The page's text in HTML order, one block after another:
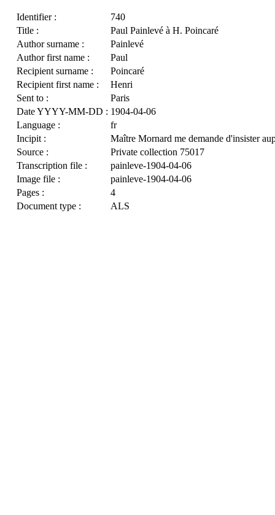
Identifier :
740
Title :
Paul Painlevé à H. Poincaré
Author surname :
Painlevé
Author first name :
Paul
Recipient surname :
Poincaré
Recipient first name :
Henri
Sent to :
Paris
Date YYYY-MM-DD : 1904-04-06
Language :
fr
Incipit :
Maître Mornard me demande d'insister
Source :
Private collection 75017
Transcription file :
painleve-1904-04-06
Image file :
painleve-1904-04-06
Pages :
4
Document type :
ALS